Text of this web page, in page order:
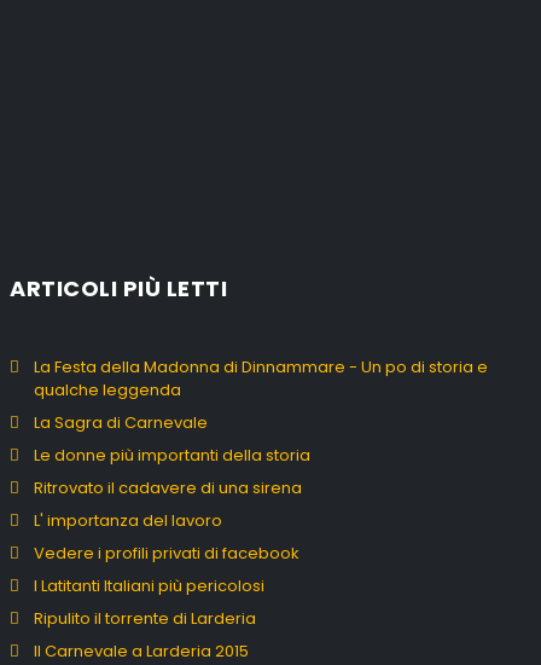
ARTICOLI PIÙ LETTI
La Festa della Madonna di Dinnammare - Un po di storia e
qualche leggenda
La Sagra di Carnevale
Le donne più importanti della storia
Ritrovato il cadavere di una sirena
L' importanza del lavoro
Vedere i profili privati di facebook
I Latitanti Italiani più pericolosi
Ripulito il torrente di Larderia
Il Carnevale a Larderia 2015